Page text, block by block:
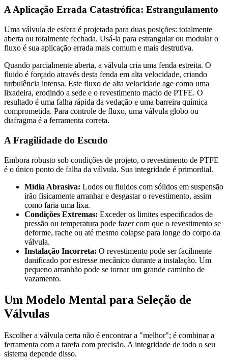
A Aplicação Errada Catastrófica: Estrangulamento
Uma válvula de esfera é projetada para duas posições: totalmente
aberta ou totalmente fechada. Usá-la para estrangular ou modular o
fluxo é sua aplicação errada mais comum e mais destrutiva.
Quando parcialmente aberta, a válvula cria uma fenda estreita. O
fluido é forçado através desta fenda em alta velocidade, criando
turbulência intensa. Este fluxo de alta velocidade age como uma
lixadeira, erodindo a sede e o revestimento macio de PTFE. O
resultado é uma falha rápida da vedação e uma barreira química
comprometida. Para controle de fluxo, uma válvula globo ou
diafragma é a ferramenta correta.
A Fragilidade do Escudo
Embora robusto sob condições de projeto, o revestimento de PTFE
é o único ponto de falha da válvula. Sua integridade é primordial.
Mídia Abrasiva: Lodos ou fluidos com sólidos em suspensão
irão fisicamente arranhar e desgastar o revestimento, assim
como faria uma lixa.
Condições Extremas: Exceder os limites especificados de
pressão ou temperatura pode fazer com que o revestimento se
deforme, rache ou até mesmo colapse para longe do corpo da
válvula.
Instalação Incorreta: O revestimento pode ser facilmente
danificado por estresse mecânico durante a instalação. Um
pequeno arranhão pode se tornar um grande caminho de
vazamento.
Um Modelo Mental para Seleção de
Válvulas
Escolher a válvula certa não é encontrar a "melhor"; é combinar a
ferramenta com a tarefa com precisão. A integridade de todo o seu
sistema depende disso.